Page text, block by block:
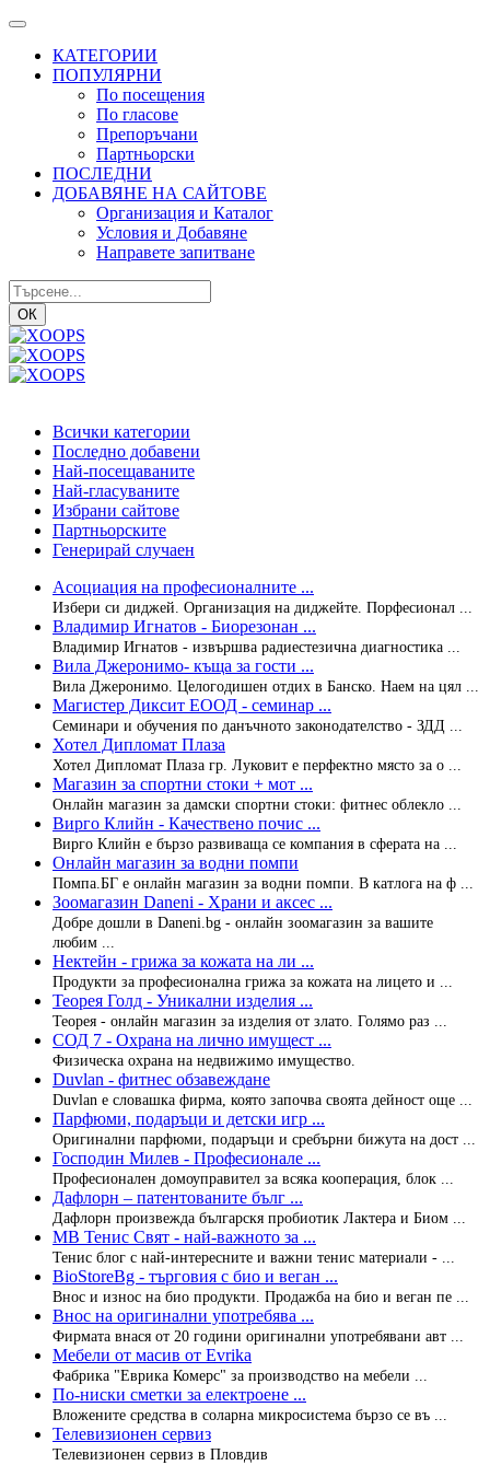
КАТЕГОРИИ
ПОПУЛЯРНИ
По посещения
По гласове
Препоръчани
Партньорски
ПОСЛЕДНИ
ДОБАВЯНЕ НА САЙТОВЕ
Организация и Каталог
Условия и Добавяне
Направете запитване
ОК
Всички категории
Последно добавени
Най-посещаваните
Най-гласуваните
Избрани сайтове
Партньорските
Генерирай случаен
Асоциация на професионалните ...
Избери си диджей. Организация на диджейте. Порфесионал ...
Владимир Игнатов - Биорезонан ...
Владимир Игнатов - извършва радиестезична диагностика ...
Вила Джеронимо- къща за гости ...
Вила Джеронимо. Целогодишен отдих в Банско. Наем на цял ...
Магистер Диксит ЕООД - семинар ...
Семинари и обучения по данъчното законодателство - ЗДД ...
Хотел Дипломат Плаза
Хотел Дипломат Плаза гр. Луковит е перфектно място за о ...
Магазин за спортни стоки + мот ...
Онлайн магазин за дамски спортни стоки: фитнес облекло ...
Вирго Клийн - Качествено почис ...
Вирго Клийн е бързо развиваща се компания в сферата на ...
Онлайн магазин за водни помпи
Помпа.БГ е онлайн магазин за водни помпи. В катлога на ф ...
Зоомагазин Daneni - Храни и аксес ...
Добре дошли в Daneni.bg - онлайн зоомагазин за вашите
любим ...
Нектейн - грижа за кожата на ли ...
Продукти за професионална грижа за кожата на лицето и ...
Теорея Голд - Уникални изделия ...
Теорея - онлайн магазин за изделия от злато. Голямо раз ...
СОД 7 - Охрана на лично имущест ...
Физическа охрана на недвижимо имущество.
Duvlan - фитнес обзавеждане
Duvlan e словашка фирма, която започва своята дейност още ...
Парфюми, подаръци и детски игр ...
Оригинални парфюми, подаръци и сребърни бижута на дост ...
Господин Милев - Професионале ...
Професионален домоуправител за всяка кооперация, блок ...
Дафлорн – патентованите бълг ...
Дафлорн произвежда българскя пробиотик Лактера и Биом ...
МВ Тенис Свят - най-важното за ...
Тенис блог с най-интересните и важни тенис материали - ...
BioStoreBg - търговия с био и веган ...
Внос и износ на био продукти. Продажба на био и веган пе ...
Внос на оригинални употребява ...
Фирмата внася от 20 години оригинални употребявани авт ...
Мебели от масив от Evrika
Фабрика "Еврика Комерс" за производство на мебели ...
По-ниски сметки за електроене ...
Вложените средства в соларна микросистема бързо се въ ...
Телевизионен сервиз
Телевизионен сервиз в Пловдив